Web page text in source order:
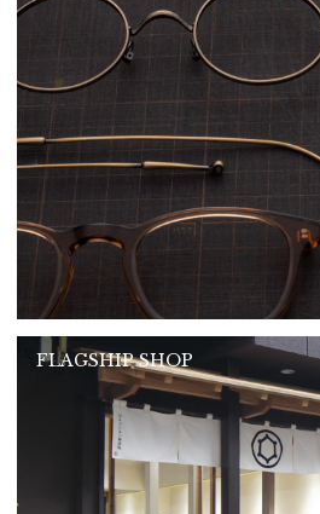
FLAGSHIP SHOP